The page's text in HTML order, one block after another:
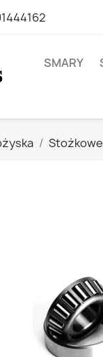
SMARY
Stożkowe